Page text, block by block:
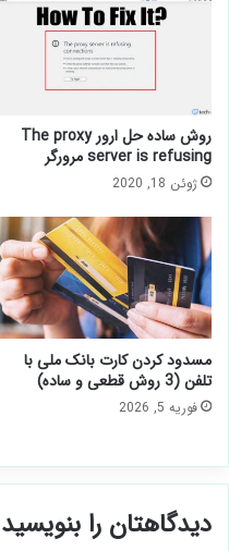
روش ساده حل ارور The proxy
server is refusing مرورگر
ژوئن 18, 2020
مسدود كردن كارت بانک ملی با
تلفن (3 روش قطعی و ساده)
فوریه 5, 2026
دیدگاهتان را بنویسید